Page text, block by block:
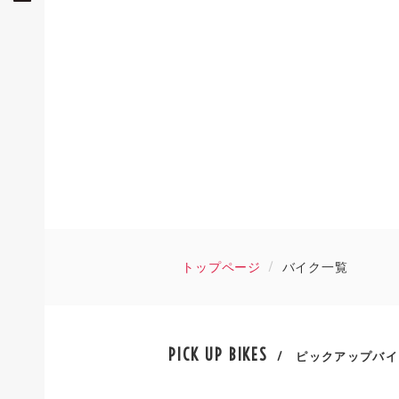
トップページ バイク一覧
PICK UP BIKES / ピックアップバ